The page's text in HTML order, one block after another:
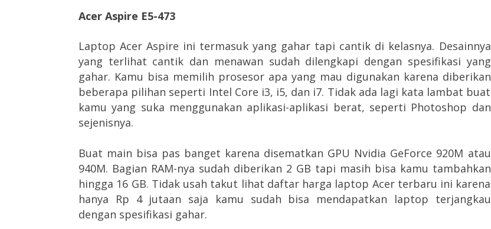
Acer Aspire E5-473
Laptop Acer Aspire ini termasuk yang gahar tapi cantik di kelasnya. Desainnya
yang terlihat cantik dan menawan sudah dilengkapi dengan spesifikasi yang
gahar. Kamu bisa memilih prosesor apa yang mau digunakan karena diberikan
beberapa pilihan seperti Intel Core i3, i5, dan i7. Tidak ada lagi kata lambat buat
kamu yang suka menggunakan aplikasi-aplikasi berat, seperti Photoshop dan
sejenisnya.
Buat main bisa pas banget karena disematkan GPU Nvidia GeForce 920M atau
940M. Bagian RAM-nya sudah diberikan 2 GB tapi masih bisa kamu tambahkan
hingga 16 GB. Tidak usah takut lihat daftar harga laptop Acer terbaru ini karena
hanya Rp 4 jutaan saja kamu sudah bisa mendapatkan laptop terjangkau
dengan spesifikasi gahar.